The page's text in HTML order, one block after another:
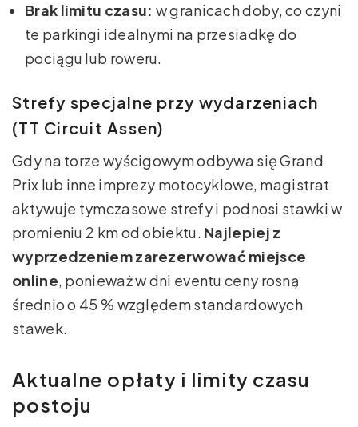
Brak limitu czasu: w granicach doby, co czyni
te parkingi idealnymi na przesiadkę do
pociągu lub roweru.
Strefy specjalne przy wydarzeniach
(TT Circuit Assen)
Gdy na torze wyścigowym odbywa się Grand
Prix lub inne imprezy motocyklowe, magistrat
aktywuje tymczasowe strefy i podnosi stawki w
promieniu 2 km od obiektu. Najlepiej z
wyprzedzeniem zarezerwować miejsce
online, ponieważ w dni eventu ceny rosną
średnio o 45 % względem standardowych
stawek.
Aktualne opłaty i limity czasu
postoju